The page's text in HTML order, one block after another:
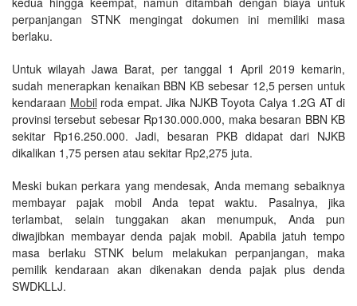
perpanjangan STNK mengingat dokumen ini memiliki masa
berlaku.
Untuk wilayah Jawa Barat, per tanggal 1 April 2019 kemarin,
sudah menerapkan kenaikan BBN KB sebesar 12,5 persen untuk
kendaraan Mobil roda empat. Jika NJKB Toyota Calya 1.2G AT di
provinsi tersebut sebesar Rp130.000.000, maka besaran BBN KB
sekitar Rp16.250.000. Jadi, besaran PKB didapat dari NJKB
dikalikan 1,75 persen atau sekitar Rp2,275 juta.
Meski bukan perkara yang mendesak, Anda memang sebaiknya
membayar pajak mobil Anda tepat waktu. Pasalnya, jika
terlambat, selain tunggakan akan menumpuk, Anda pun
diwajibkan membayar denda pajak mobil. Apabila jatuh tempo
masa berlaku STNK belum melakukan perpanjangan, maka
pemilik kendaraan akan dikenakan denda pajak plus denda
SWDKLLJ.